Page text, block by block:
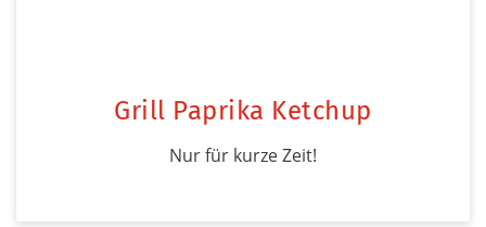
Grill Paprika Ketchup
Nur für kurze Zeit!